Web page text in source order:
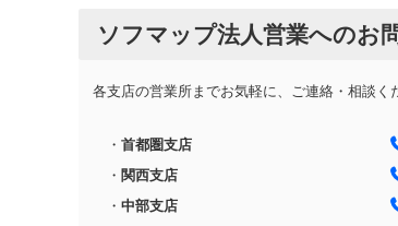
ソフマップ法人営業へのお
各支店の営業所までお気軽に、ご連絡・相談く
・ 首都圏支店
・ 関西支店
・ 中部支店